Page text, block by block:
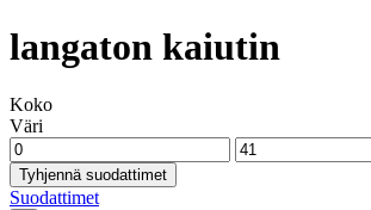
langaton kaiutin
Koko
Väri
Tyhjennä suodattimet
Suodattimet